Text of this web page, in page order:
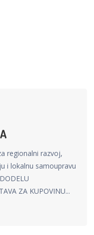
regionalni razvoj,
i lokalnu samoupravu
ZA KUPOVINU...